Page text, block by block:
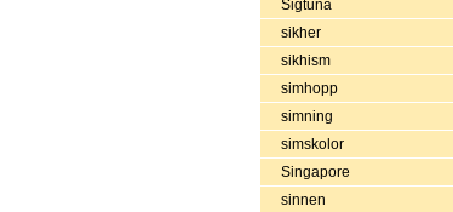
Sigtuna
sikher
sikhism
simhopp
simning
simskolor
Singapore
sinnen